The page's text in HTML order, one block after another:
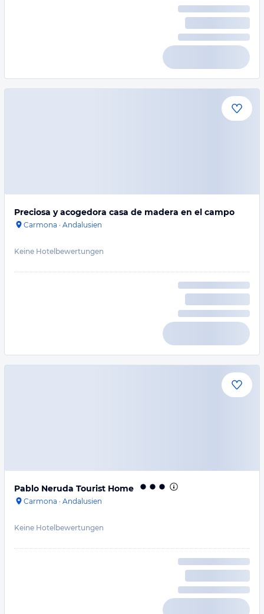
Preciosa y acogedora casa de madera en el campo
Carmona · Andalusien
Keine Hotelbewertungen
Pablo Neruda Tourist Home
Carmona · Andalusien
Keine Hotelbewertungen